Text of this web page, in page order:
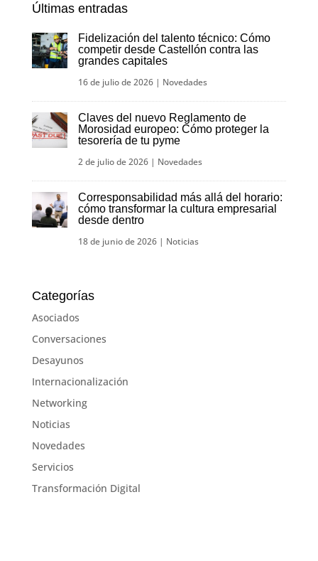
Últimas entradas
Fidelización del talento técnico: Cómo
competir desde Castellón contra las
grandes capitales
16 de julio de 2026| Novedades
Claves del nuevo Reglamento de
Morosidad europeo: Cómo proteger la
tesorería de tu pyme
2 de julio de 2026| Novedades
Corresponsabilidad más allá del horario:
cómo transformar la cultura empresarial
desde dentro
18 de junio de 2026| Noticias
Categorías
Asociados
Conversaciones
Desayunos
Internacionalización
Networking
Noticias
Novedades
Servicios
Transformación Digital